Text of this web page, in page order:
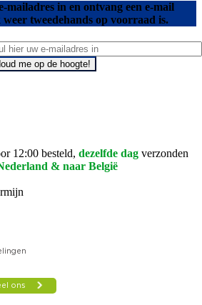
mailadres in en ontvang een e-mail
tweedehands op voorraad is.
me op de hoogte!
12:00 besteld, dezelfde dag verzonden
& naar België